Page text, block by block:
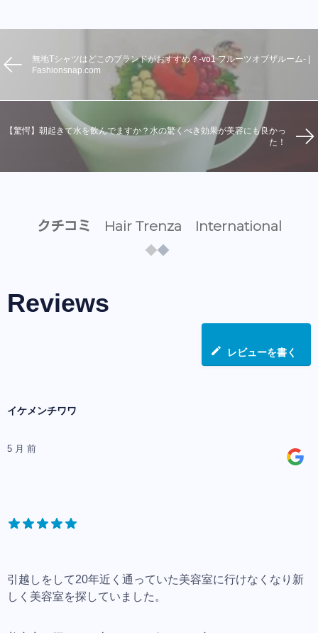
無地Tシャツはどこのブランドがおすすめ？-vo1 フルーツオブザルーム- |
Fashionsnap.com
【驚愕】朝起きて水を飲んでますか？水の驚くべき効果が美容にも良かっ
た！
クチコミ Hair Trenza International
Reviews
レビューを書く
イケメンチワワ
5 月 前
引越しをして20年近く通っていた美容室に行けなくなり新
しく美容室を探していました。